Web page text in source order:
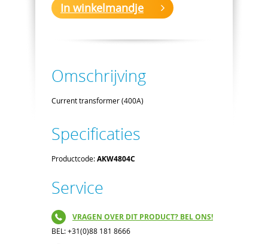
In winkelmandje
Omschrijving
Current transformer (400A)
Specificaties
Productcode:AKW4804C
Service
VRAGEN OVER DIT PRODUCT? BEL ONS!
BEL: +31(0)88 181 8666